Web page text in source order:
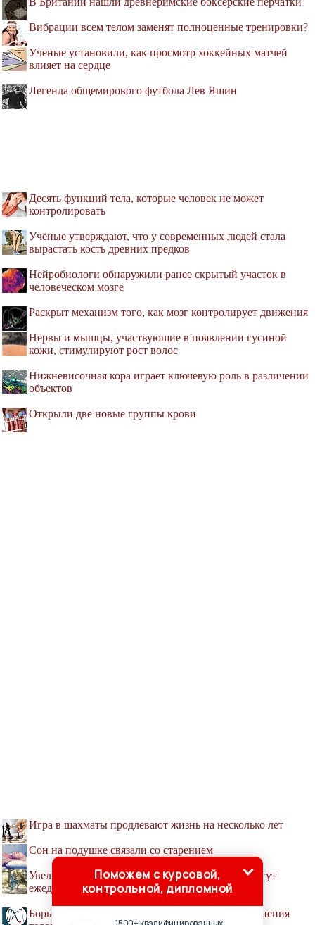
Вибрации всем телом заменят полноценные тренировки?
Ученые установили, как просмотр хоккейных матчей
влияет на сердце
Легенда общемирового футбола Лев Яшин
Десять функций тела, которые человек не может
контролировать
Учёные утверждают, что у современных людей стала
вырастать кость древних предков
Нейробиологи обнаружили ранее скрытый участок в
человеческом мозге
Раскрыт механизм того, как мозг контролирует движения
Нервы и мышцы, участвующие в появлении гусиной
кожи, стимулируют рост волос
Нижневисочная кора играет ключевую роль в различении
объектов
Открыли две новые группы крови
Игра в шахматы продлевают жизнь на несколько лет
Сон на подушке связали со старением
Увеличить шансы 70-летним дожить до 80 помогут
ежедневные тренировки
Борьба со старением: чем опасны попытки удлинения
Поможем с курсовой,
контрольной, дипломной